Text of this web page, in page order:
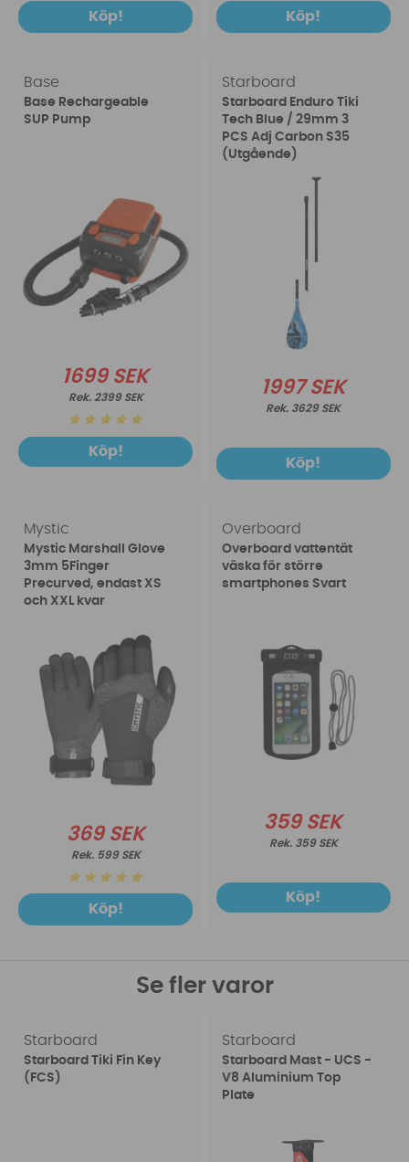
Köp! Köp!
Base
Base Rechargeable
SUP Pump
1699 SEK
2399 SEK
Köp!
Starboard
Starboard Enduro Tiki
Tech Blue / 29mm 3
PCS Adj Carbon S35
(Utgående)
1997 SEK
3629 SEK
Köp!
Mystic
Mystic Marshall Glove
3mm 5Finger
Precurved, endast XS
och XXL kvar
369 SEK
599 SEK
Köp!
Overboard
Overboard vattentät
väska för större
smartphones Svart
359 SEK
359 SEK
Köp!
Se fler varor
Starboard
Starboard Tiki Fin Key
(FCS)
Starboard
Starboard Mast - UCS -
V8 Aluminium Top
Plate